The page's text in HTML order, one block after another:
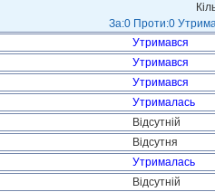
За:0 Проти:0
Утримався
Утримався
Утримався
Утрималась
Відсутній
Відсутня
Утрималась
Відсутній